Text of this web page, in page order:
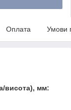
Оплата Умови
висота), мм: